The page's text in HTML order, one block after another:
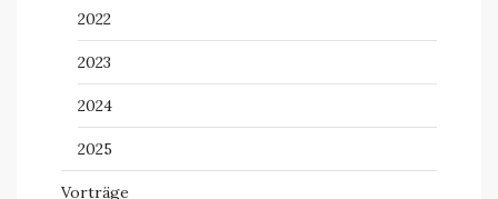
2022
2023
2024
2025
Vorträge